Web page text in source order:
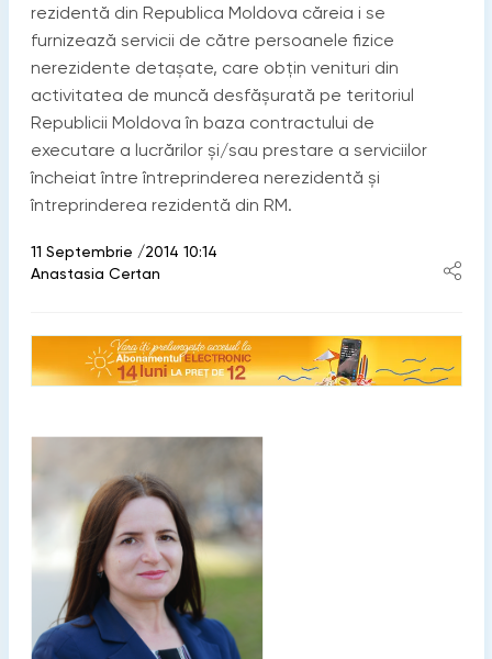
rezidentă din Republica Moldova căreia i se
furnizează servicii de către persoanele fizice
nerezidente detaşate, care obțin venituri din
activitatea de muncă desfăşurată pe teritoriul
Republicii Moldova în baza contractului de
executare a lucrărilor şi/sau prestare a serviciilor
încheiat între întreprinderea nerezidentă şi
întreprinderea rezidentă din RM.
11 Septembrie /2014 10:14
Anastasia Certan